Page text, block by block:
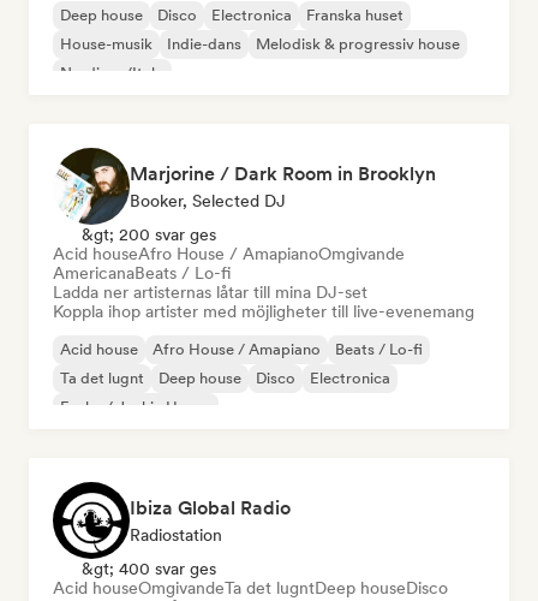
Deep house Disco Electronica
Franska huset
House-musik
Indie-dans
Melodisk & progressiv house
Nu-disco/Italo
Marjorine / Dark Room in Brooklyn
Booker, Selected DJ
&gt; 200 svar ges
Acid houseAfro House / AmapianoOmgivande
AmericanaBeats / Lo-fi
Ladda ner artisternas låtar till mina DJ-set
Koppla ihop artister med möjligheter till live-evenemang
Acid house Afro House / Amapiano
Beats / Lo-fi
Ta det lugnt
Deep house Disco
Electronica
Funky / Jackin House
Ibiza Global Radio
Radiostation
&gt; 400 svar ges
Acid houseOmgivandeTa det lugntDeep houseDisco